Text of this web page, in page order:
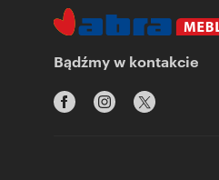
Bądźmy w kontakcie